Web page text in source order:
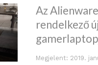
Az
rendelkező
Megjelent: 2019.